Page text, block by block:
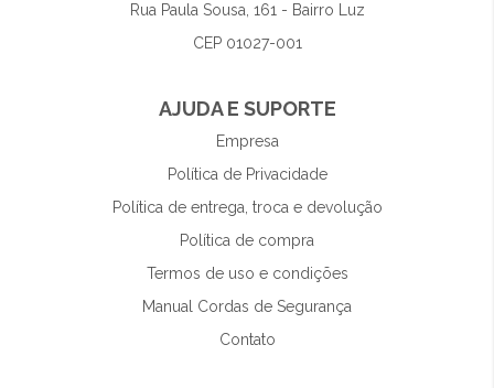
Rua Paula Sousa, 161 - Bairro Luz
CEP 01027-001
AJUDA E SUPORTE
Empresa
Política de Privacidade
Política de entrega, troca e devolução
Política de compra
Termos de uso e condições
Manual Cordas de Segurança
Contato